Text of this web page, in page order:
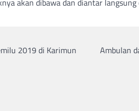
akan dibawa dan diantar langsung
2019 di Karimun
Ambulan